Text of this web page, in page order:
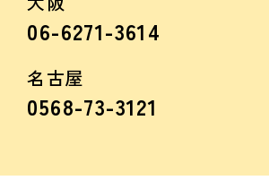
06-6271-3614
名古屋
0568-73-3121